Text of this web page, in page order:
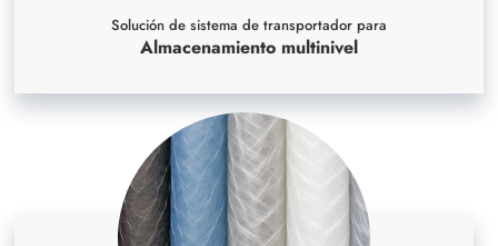
Solución de sistema de transportador para
Almacenamiento multinivel